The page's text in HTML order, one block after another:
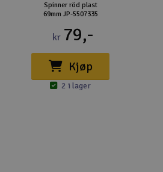
Spinner röd plast
69mm JP-5507335
kr 79,-
Kjøp
2 i lager